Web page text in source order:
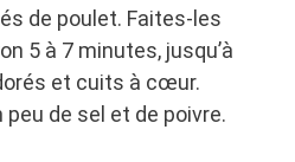
de poulet. Faites-les
5 à 7 minutes, jusqu’à
et cuits à cœur.
de sel et de poivre.